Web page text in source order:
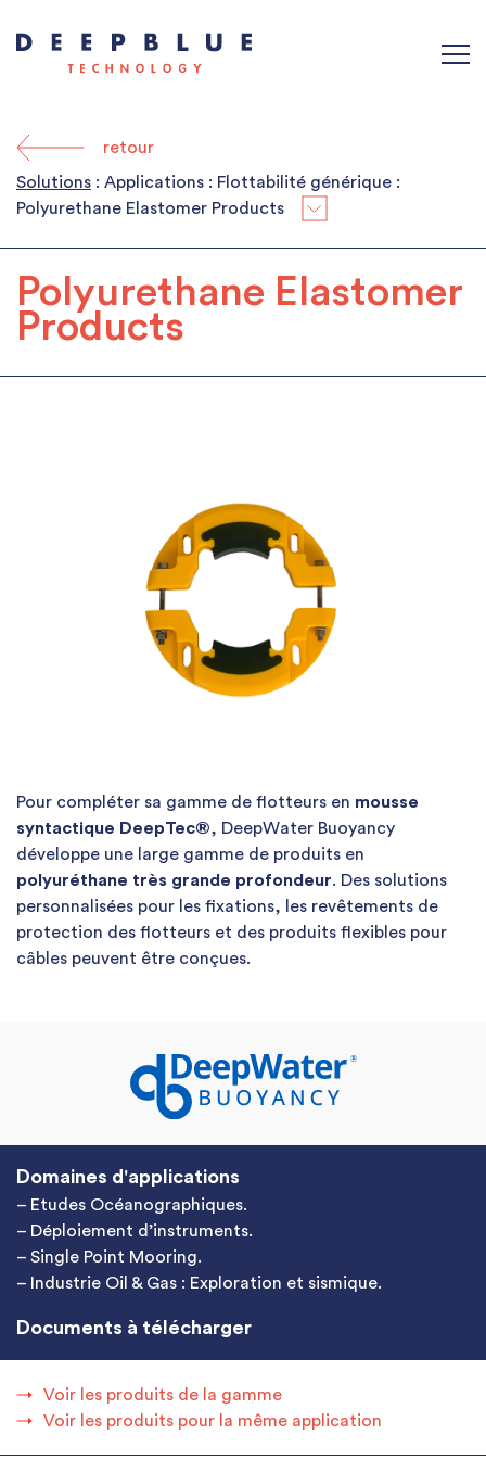
Solutions : Applications : Flottabilité générique :
Polyurethane Elastomer Products
retour
Polyurethane Elastomer
Products
Pour compléter sa gamme de flotteurs en mousse
syntactique DeepTec®, DeepWater Buoyancy
développe une large gamme de produits en
polyuréthane très grande profondeur. Des solutions
personnalisées pour les fixations, les revêtements de
protection des flotteurs et des produits flexibles pour
câbles peuvent être conçues.
Domaines d'applications
– Etudes Océanographiques.
– Déploiement d’instruments.
– Single Point Mooring.
– Industrie Oil & Gas : Exploration et sismique.
Documents à télécharger
Voir les produits de la gamme
Voir les produits pour la même application